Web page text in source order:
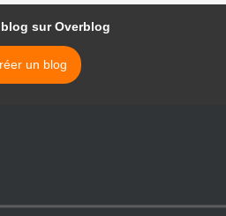
sur Overblog
un blog